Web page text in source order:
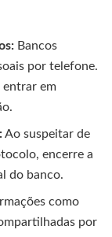
Bancos
por telefone.
entrar em
Ao suspeitar de
encerre a
do banco.
como
por